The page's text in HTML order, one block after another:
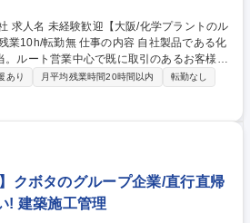
ル
内容 自社製品である化
ルート営業中心で既に取引のあるお客様に
でを対応します。資材の手配、人員の手配、
捗管理等を担当。 【ステップアッ
将来的には施工管理業務も行って頂きます。
ラント工事において、現場スタッフのマネ
確認や見積のやりとり等、工事に関するあ
や設備に関するスキルと知識だけでなく、
マネジメントも学べるので、専門性を高めつ
残業10h/転勤無
あり 月平均残業時間20時間以内
転勤なし
クボタのグループ企業/直行直帰
! 建築施工管理